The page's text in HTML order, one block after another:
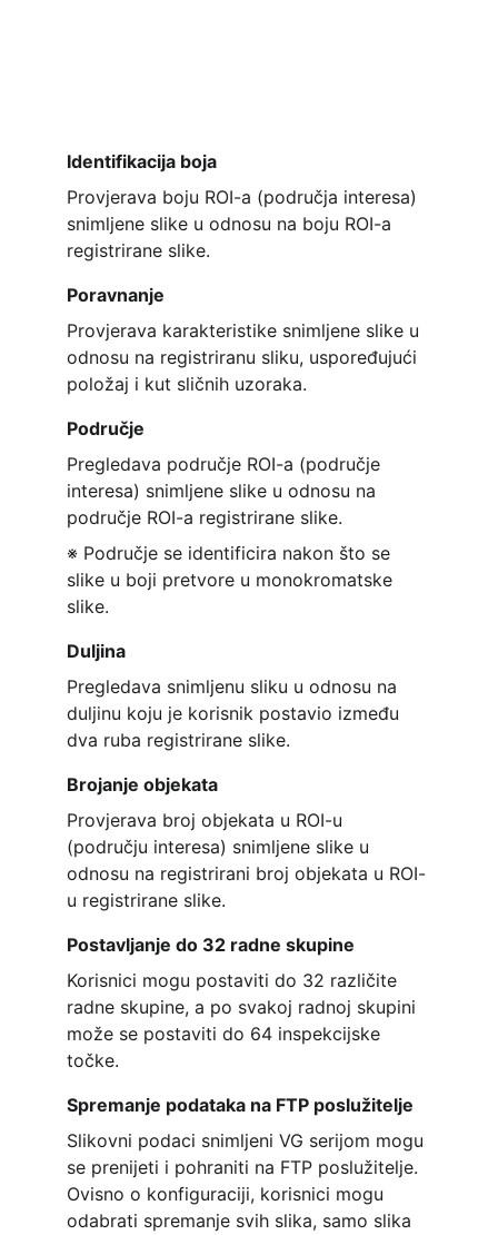
Identifikacija boja
Provjerava boju ROI-a (područja interesa)
snimljene slike u odnosu na boju ROI-a
registrirane slike.
Poravnanje
Provjerava karakteristike snimljene slike u
odnosu na registriranu sliku, uspoređujući
položaj i kut sličnih uzoraka.
Područje
Pregledava područje ROI-a (područje
interesa) snimljene slike u odnosu na
područje ROI-a registrirane slike.
※ Područje se identificira nakon što se
slike u boji pretvore u monokromatske
slike.
Duljina
Pregledava snimljenu sliku u odnosu na
duljinu koju je korisnik postavio između
dva ruba registrirane slike.
Brojanje objekata
Provjerava broj objekata u ROI-u
(području interesa) snimljene slike u
odnosu na registrirani broj objekata u ROI-
u registrirane slike.
Postavljanje do 32 radne skupine
Korisnici mogu postaviti do 32 različite
radne skupine, a po svakoj radnoj skupini
može se postaviti do 64 inspekcijske
točke.
Spremanje podataka na FTP poslužitelje
Slikovni podaci snimljeni VG serijom mogu
se prenijeti i pohraniti na FTP poslužitelje.
Ovisno o konfiguraciji, korisnici mogu
odabrati spremanje svih slika, samo slika